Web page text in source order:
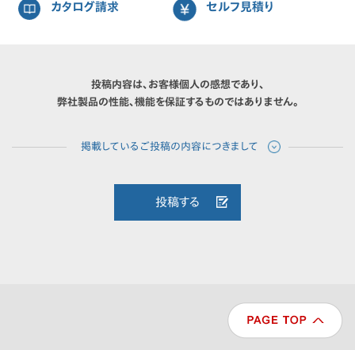
カタログ請求 セルフ見積り
投稿内容は、お客様個人の感想であり、
弊社製品の性能、機能を保証するものではありません。
投稿する